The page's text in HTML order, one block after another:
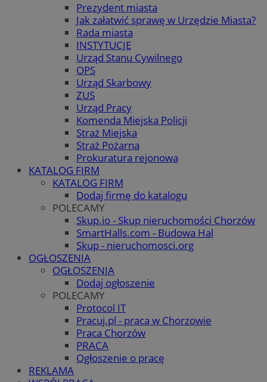
Prezydent miasta
Jak załatwić sprawę w Urzędzie Miasta?
Rada miasta
INSTYTUCJE
Urząd Stanu Cywilnego
OPS
Urząd Skarbowy
ZUS
Urząd Pracy
Komenda Miejska Policji
Straż Miejska
Straż Pożarna
Prokuratura rejonowa
KATALOG FIRM
KATALOG FIRM
Dodaj firmę do katalogu
POLECAMY
Skup.io - Skup nieruchomości Chorzów
SmartHalls.com - Budowa Hal
Skup - nieruchomosci.org
OGŁOSZENIA
OGŁOSZENIA
Dodaj ogłoszenie
POLECAMY
Protocol IT
Pracuj.pl - praca w Chorzowie
Praca Chorzów
PRACA
Ogłoszenie o pracę
REKLAMA